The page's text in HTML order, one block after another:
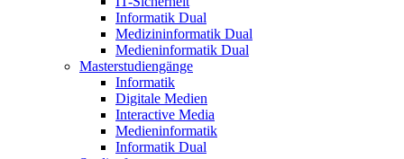
Informatik Dual
Medizininformatik Dual
Medieninformatik Dual
Masterstudiengänge
Informatik
Digitale Medien
Interactive Media
Medieninformatik
Informatik Dual